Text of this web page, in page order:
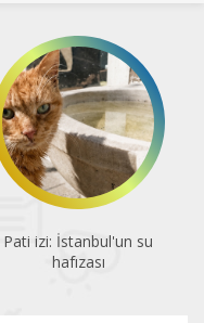
Pati izi: İstanbul'un su
hafızası